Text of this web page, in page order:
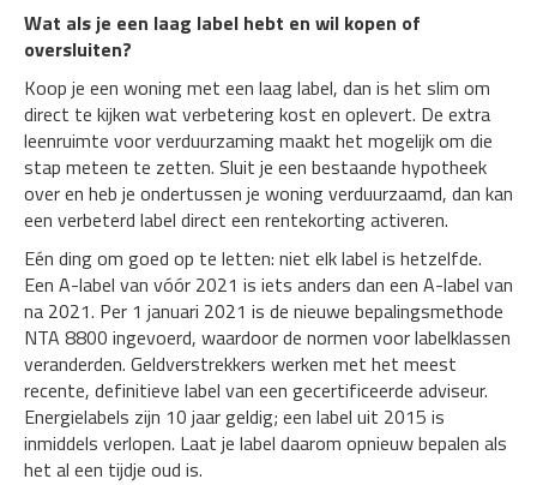
Wat als je een laag label hebt en wil kopen of
oversluiten?
Koop je een woning met een laag label, dan is het slim om
direct te kijken wat verbetering kost en oplevert. De extra
leenruimte voor verduurzaming maakt het mogelijk om die
stap meteen te zetten. Sluit je een bestaande hypotheek
over en heb je ondertussen je woning verduurzaamd, dan kan
een verbeterd label direct een rentekorting activeren.
Eén ding om goed op te letten: niet elk label is hetzelfde.
Een A-label van vóór 2021 is iets anders dan een A-label van
na 2021. Per 1 januari 2021 is de nieuwe bepalingsmethode
NTA 8800 ingevoerd, waardoor de normen voor labelklassen
veranderden. Geldverstrekkers werken met het meest
recente, definitieve label van een gecertificeerde adviseur.
Energielabels zijn 10 jaar geldig; een label uit 2015 is
inmiddels verlopen. Laat je label daarom opnieuw bepalen als
het al een tijdje oud is.